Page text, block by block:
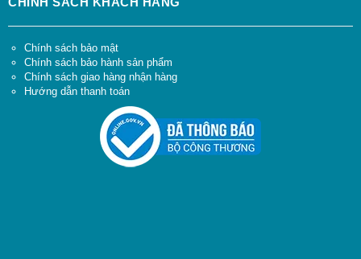
Chính sách bảo mật
Chính sách bảo hành sản phẩm
Chính sách giao hàng nhận hàng
Hướng dẫn thanh toán